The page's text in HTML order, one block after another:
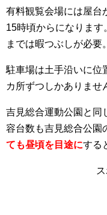
有料観覧会場には屋台
15時頃からになります
までは暇つぶしが必要。
駐車場は土手沿いに位
カ所ずつしかありませ
吉見総合運動公園と同
容台数も吉見総合公園
ても昼頃を目途にする